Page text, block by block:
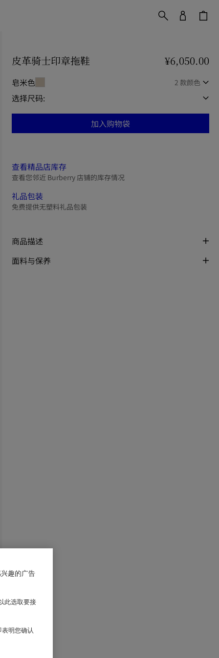
皮革骑士印章拖鞋 ¥6,050.00
皂米色 2 款颜色
选择尺码:
加入购物袋
查看精品店库存
查看您邻近 Burberry 店铺的库存情况
礼品包装
免费提供无塑料礼品包装
商品描述
面料与保养
趣的广告
此选取要接
明您确认